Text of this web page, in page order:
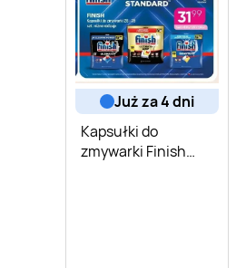
już za 4 dni
Kapsułki do
zmywarki Finish